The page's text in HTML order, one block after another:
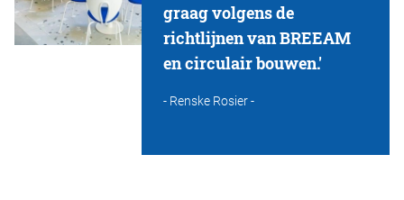
graag volgens de
richtlijnen van BREEAM
en circulair bouwen.'
- Renske Rosier -